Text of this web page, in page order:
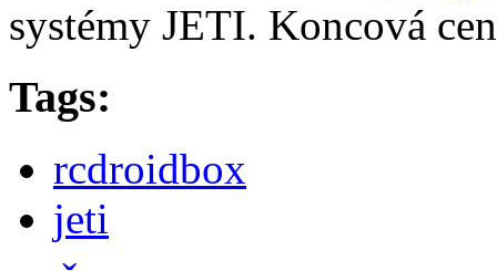
systémy JETI. Koncová
Tags:
rcdroidbox
jeti